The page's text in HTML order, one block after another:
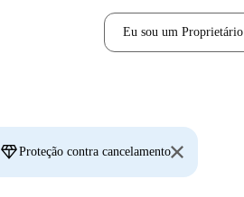
Eu sou um Proprietário
diamondProteção contra cancelamento